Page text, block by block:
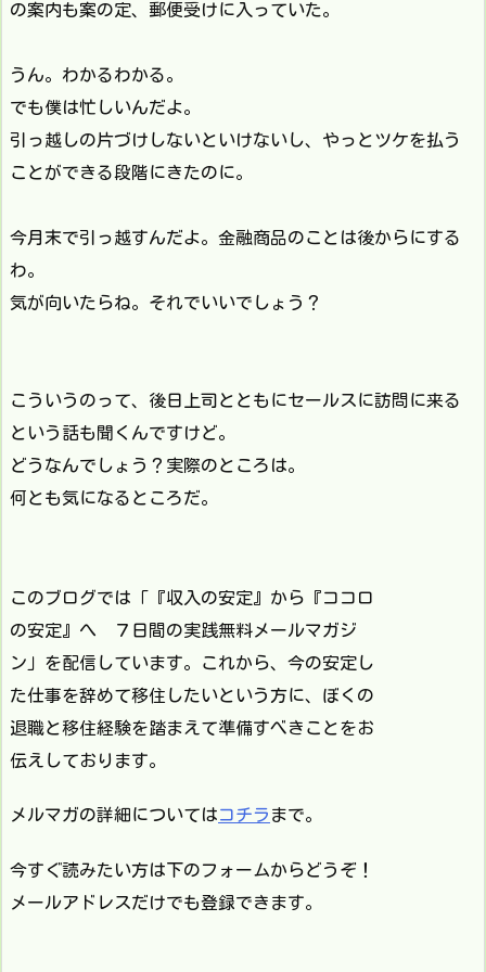
の案内も案の定、郵便受けに入っていた。
うん。わかるわかる。
でも僕は忙しいんだよ。
引っ越しの片づけしないといけないし、やっとツケを払う
ことができる段階にきたのに。
今月末で引っ越すんだよ。金融商品のことは後からにする
わ。
気が向いたらね。それでいいでしょう？
こういうのって、後日上司とともにセールスに訪問に来る
という話も聞くんですけど。
どうなんでしょう？実際のところは。
何とも気になるところだ。
このブログでは「『収入の安定』から『ココロ
の安定』へ ７日間の実践無料メールマガジ
ン」を配信しています。これから、今の安定し
た仕事を辞めて移住したいという方に、ぼくの
退職と移住経験を踏まえて準備すべきことをお
伝えしております。
メルマガの詳細についてはコチラ まで。
今すぐ読みたい方は下のフォームからどうぞ！
メールアドレスだけでも登録できます。